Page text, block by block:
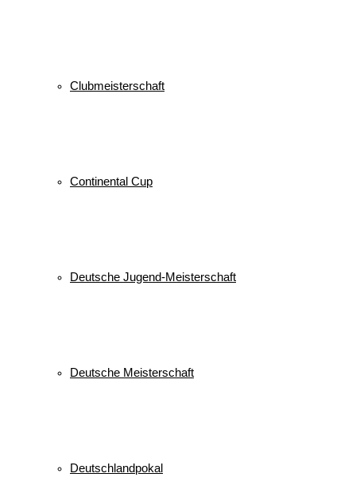
Clubmeisterschaft
Continental Cup
Deutsche Jugend-Meisterschaft
Deutsche Meisterschaft
Deutschlandpokal